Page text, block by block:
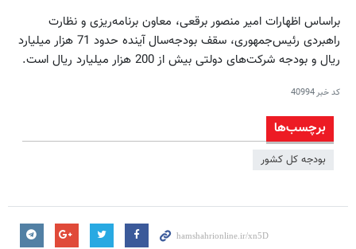
براساس اظهارات امیر منصور برقعی، معاون برنامه‌ریزی و نظارت
راهبردی رئیس‌جمهوری، سقف بودجه‌سال آینده حدود 71 هزار میلیارد
ریال و بودجه شرکت‌های دولتی بیش از 200 هزار میلیارد ریال است.
کد خبر40994
برچسب‌ها
بودجه کل کشور